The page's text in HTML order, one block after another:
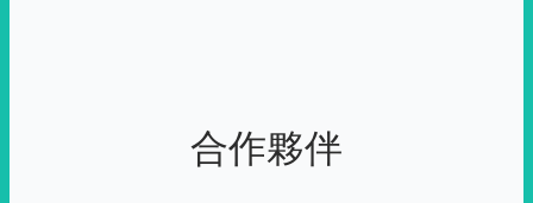
合作夥伴